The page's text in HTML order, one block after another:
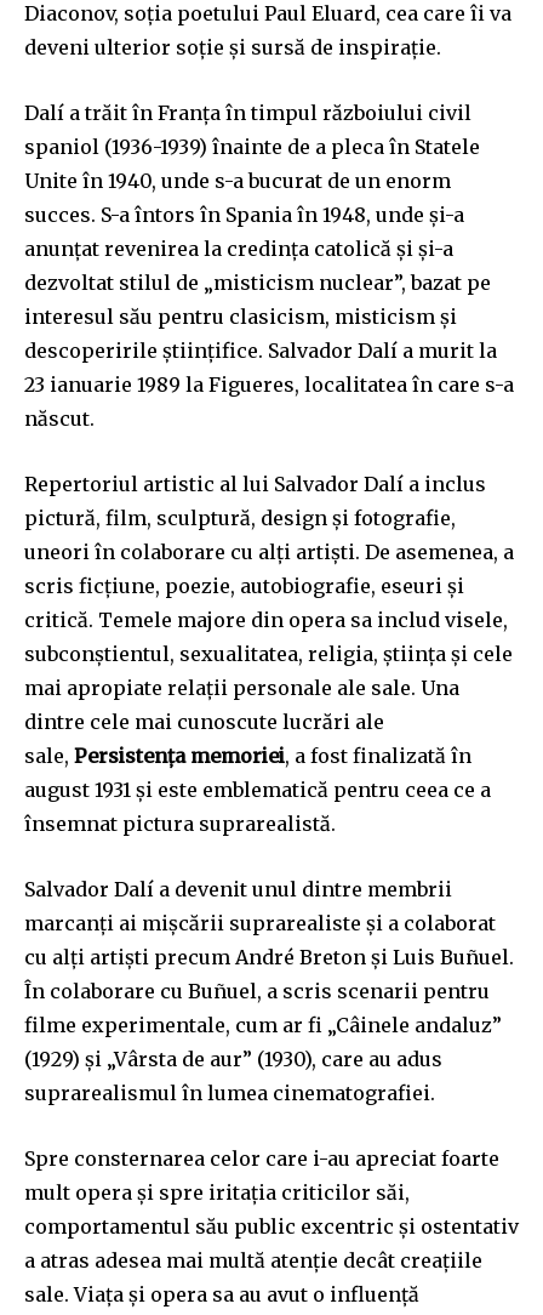
Diaconov, soția poetului Paul Eluard, cea care îi va
deveni ulterior soție și sursă de inspirație.
Dalí a trăit în Franța în timpul războiului civil
spaniol (1936-1939) înainte de a pleca în Statele
Unite în 1940, unde s-a bucurat de un enorm
succes. S-a întors în Spania în 1948, unde și-a
anunțat revenirea la credința catolică și și-a
dezvoltat stilul de „misticism nuclear”, bazat pe
interesul său pentru clasicism, misticism și
descoperirile științifice. Salvador Dalí a murit la
23 ianuarie 1989 la Figueres, localitatea în care s-a
născut.
Repertoriul artistic al lui Salvador Dalí a inclus
pictură, film, sculptură, design și fotografie,
uneori în colaborare cu alți artiști. De asemenea, a
scris ficțiune, poezie, autobiografie, eseuri și
critică. Temele majore din opera sa includ visele,
subconștientul, sexualitatea, religia, știința și cele
mai apropiate relații personale ale sale. Una
dintre cele mai cunoscute lucrări ale
sale, Persistența memoriei, a fost finalizată în
august 1931 și este emblematică pentru ceea ce a
însemnat pictura suprarealistă.
Salvador Dalí a devenit unul dintre membrii
marcanți ai mișcării suprarealiste și a colaborat
cu alți artiști precum André Breton și Luis Buñuel.
În colaborare cu Buñuel, a scris scenarii pentru
filme experimentale, cum ar fi „Câinele andaluz”
(1929) și „Vârsta de aur” (1930), care au adus
suprarealismul în lumea cinematografiei.
Spre consternarea celor care i-au apreciat foarte
mult opera și spre iritația criticilor săi,
comportamentul său public excentric și ostentativ
a atras adesea mai multă atenție decât creațiile
sale. Viața și opera sa au avut o influență